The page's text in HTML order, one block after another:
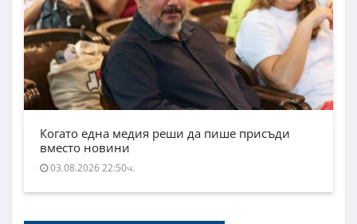
Когато една медия реши да пише присъди
вместо новини
03.08.2026 22:50ч.